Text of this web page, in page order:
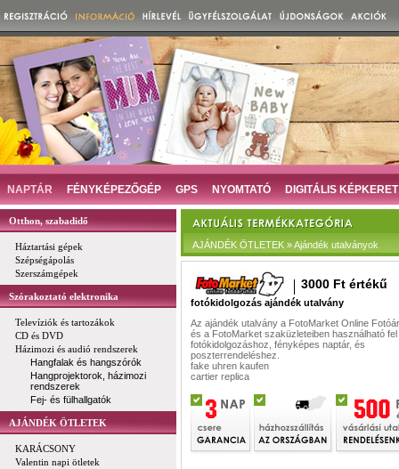
NAPTÁR FÉNYKÉPEZŐGÉP GPS NYOMTATÓ DIGITÁLIS KÉPKERET
Otthon, szabadidő
Háztartási gépek
Szépségápolás
Szerszámgépek
Szórakoztató elektronika
Televíziók és tartozákok
CD és DVD
Házimozi és audió rendszerek
Hangfalak és hangszórók
Hangprojektorok, házimozi
rendszerek
Fej- és fülhallgatók
AJÁNDÉK ÖTLETEK
KARÁCSONY
Valentin napi ötletek
AJÁNDÉK ÖTLETEK » Ajándék utalványok
3000 Ft értékű
fotókidolgozás ajándék utalvány
Az ajándék utalvány a FotoMarket Online
és a FotoMarket szaküzleteiben használható fel
fotókidolgozáshoz, fényképes naptár, és
poszterrendeléshez.
fake uhren kaufen
cartier replica